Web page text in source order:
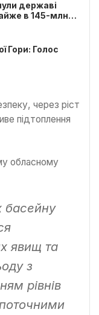
державі
в 145-млн
Гори: Голос
через ріст
підтоплення
обласному
басейну
явищ та
з
рівнів